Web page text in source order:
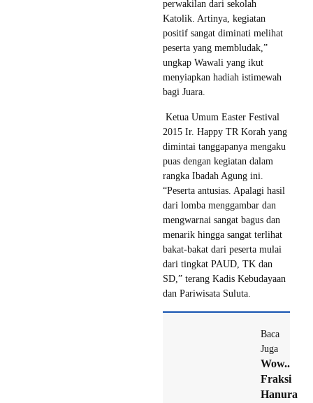
perwakilan dari sekolah
Katolik. Artinya, kegiatan
positif sangat diminati melihat
peserta yang membludak,”
ungkap Wawali yang ikut
menyiapkan hadiah istimewah
bagi Juara.
Ketua Umum Easter Festival
2015 Ir. Happy TR Korah yang
dimintai tanggapanya mengaku
puas dengan kegiatan dalam
rangka Ibadah Agung ini.
“Peserta antusias. Apalagi hasil
dari lomba menggambar dan
mengwarnai sangat bagus dan
menarik hingga sangat terlihat
bakat-bakat dari peserta mulai
dari tingkat PAUD, TK dan
SD,” terang Kadis Kebudayaan
dan Pariwisata Suluta.
Baca
Juga
Wow..
Fraksi
Hanura